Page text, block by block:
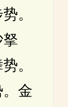
。
。
金